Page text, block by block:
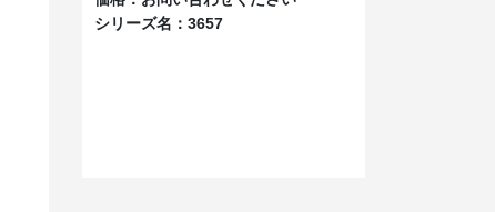
シリーズ名： 3657